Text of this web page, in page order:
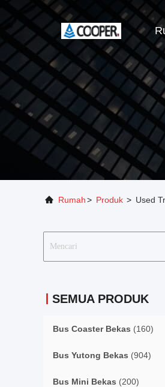
Rumah> Produk > Used
SEMUA PRODUK
Bus Coaster Bekas (160)
Bus Yutong Bekas (904)
Bus Mini Bekas (200)